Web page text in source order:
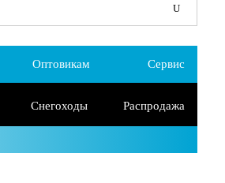
Оптовикам Сервис
Снегоходы Распродажа